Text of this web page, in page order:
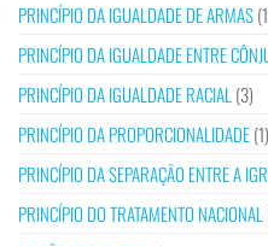
PRINCÍPIO DA IGUALDADE DE ARMAS
PRINCÍPIO DA IGUALDADE ENTRE
PRINCÍPIO DA IGUALDADE RACIAL (3)
PRINCÍPIO DA PROPORCIONALIDADE(1)
PRINCÍPIO DA SEPARAÇÃO ENTRE A
PRINCÍPIO DO TRATAMENTO NACIONAL